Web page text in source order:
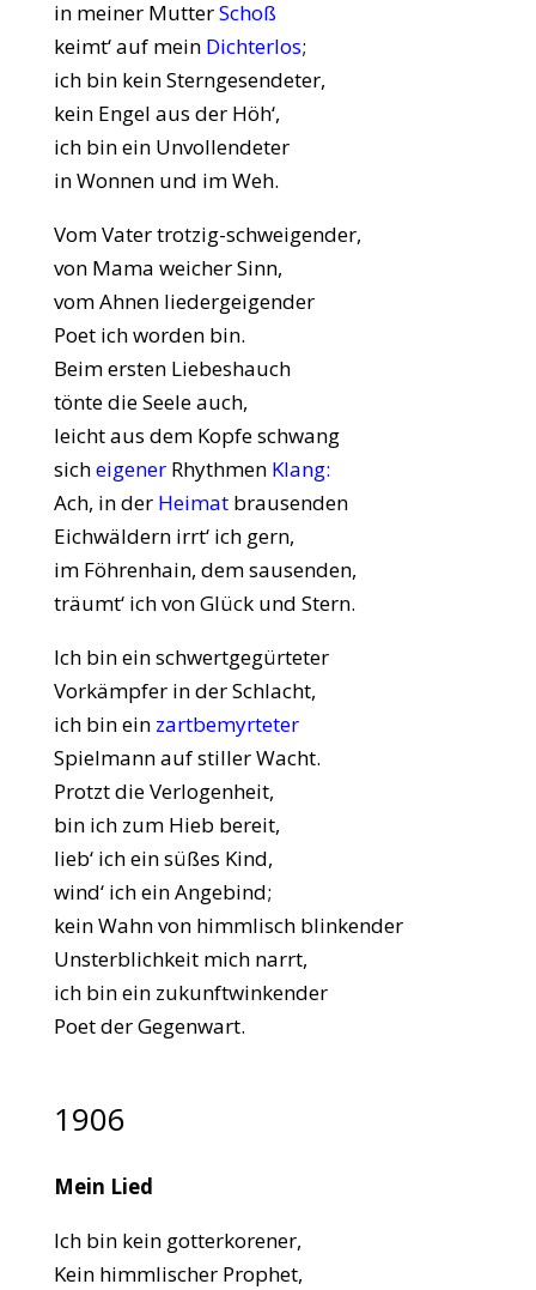
in meiner MutterSchoß
keimt‘ auf mein Dichterlos;
ich bin kein Sterngesendeter,
kein Engel aus der Höh‘,
ich bin ein Unvollendeter
in Wonnen und im Weh.
Vom Vater trotzig-schweigender,
von Mama weicher Sinn,
vom Ahnen liedergeigender
Poet ich worden bin.
Beim ersten Liebeshauch
tönte die Seele auch,
leicht aus dem Kopfe schwang
sicheigenerRhythmen Klang:
Ach, in der Heimatbrausenden
Eichwäldern irrt‘ ich gern,
im Föhrenhain, dem sausenden,
träumt‘ ich von Glück und Stern.
Ich bin ein schwertgegürteter
Vorkämpfer in der Schlacht,
ich bin ein zartbemyrteter
Spielmann auf stiller Wacht.
Protzt die Verlogenheit,
bin ich zum Hieb bereit,
lieb‘ ich ein süßes Kind,
wind‘ ich ein Angebind;
kein Wahn von himmlisch blinkender
Unsterblichkeit mich narrt,
ich bin ein zukunftwinkender
Poet der Gegenwart.
1906
Mein Lied
Ich bin kein gotterkorener,
Kein himmlischer Prophet,